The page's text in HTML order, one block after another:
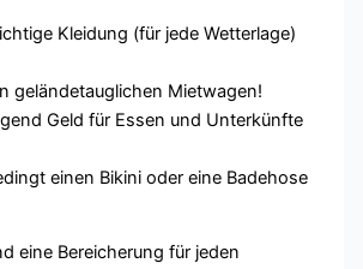
Kleidung (für jede Wetterlage)
geländetauglichen Mietwagen!
Geld für Essen und Unterkünfte
einen Bikini oder eine Badehose
eine Bereicherung für jeden